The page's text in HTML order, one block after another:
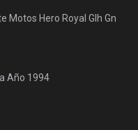
Motos Hero Royal Glh Gn
Año 1994